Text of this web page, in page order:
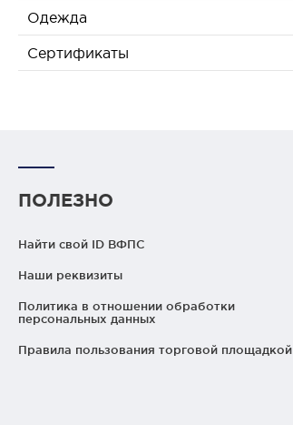
Одежда
Сертификаты
ПОЛЕЗНО
Найти свой ID ВФПС
Наши реквизиты
Политика в отношении обработки
персональных данных
Правила пользования торговой площадкой